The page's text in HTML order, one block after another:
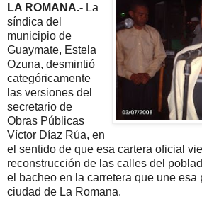
LA ROMANA.- La
síndica del
municipio de
Guaymate, Estela
Ozuna, desmintió
categóricamente
las versiones del
secretario de
Obras Públicas
Víctor Díaz Rúa, en
el sentido de que esa cartera oficial
reconstrucción de las calles del
el bacheo en la carretera que une esa
ciudad de La Romana.